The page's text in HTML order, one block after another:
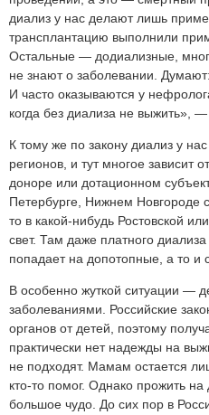
диализ у нас делают лишь
трансплантацию выполнили
Остальные — додиализные,
не знают о заболевании.
И часто оказываются у
когда без диализа не выжить»,
К тому же по закону диализ у
регионов, и тут многое зависит
доноре или дотационном
Петербурге, Нижнем Новгороде
то в какой-нибудь Ростовской
свет. Там даже платного
попадает на допотопные, а то и
В особенно жуткой ситуации —
заболеваниями. Российские
органов от детей, поэтому
практически нет надежды на
не подходят. Мамам остается
кто-то помог. Однако прожить
большое чудо. До сих пор в